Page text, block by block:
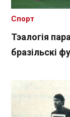
Тэалогія
бразільскі
Спорт